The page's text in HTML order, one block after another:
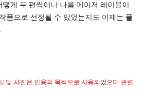
게 두 편씩이나 나름 메이저 레이블이
품으로 선정될 수 있었는지도 이제는 풀
및 사진은 인용의 목적으로 사용되었으며 관련